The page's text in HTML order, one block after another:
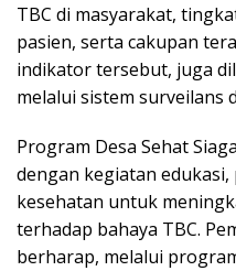
TBC di masyarakat,
pasien, serta cakupan
indikator tersebut, juga
melalui sistem surveilans
Program Desa Sehat
dengan kegiatan
kesehatan untuk
terhadap bahaya TBC.
berharap, melalui